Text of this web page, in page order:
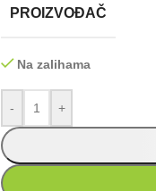
PROIZVOĐAČ
Na zalihama
- +